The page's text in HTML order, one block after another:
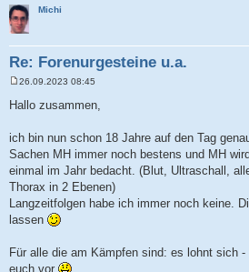
Michi
Re: Forenurgesteine u.a.
e
i
r
a
g
26.09.2023 08:45
Hallo zusammen,
ich bin nun schon 18 Jahre auf den Tag
Sachen MH immer noch bestens und MH
einmal im Jahr bedacht. (Blut, Ultraschall,
Thorax in 2 Ebenen)
Langzeitfolgen habe ich immer noch keine.
lassen
Für alle die am Kämpfen sind: es lohnt sich
euch vor